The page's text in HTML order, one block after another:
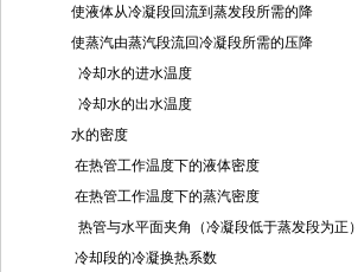
使液体从冷凝段回流到蒸发段所需的降
使蒸汽由蒸汽段流回冷凝段所需的压降
冷却水的进水温度
冷却水的出水温度
水的密度
在热管工作温度下的液体密度
在热管工作温度下的蒸汽密度
热管与水平面夹角（冷凝段低于蒸发段为正）
冷却段的冷凝换热系数